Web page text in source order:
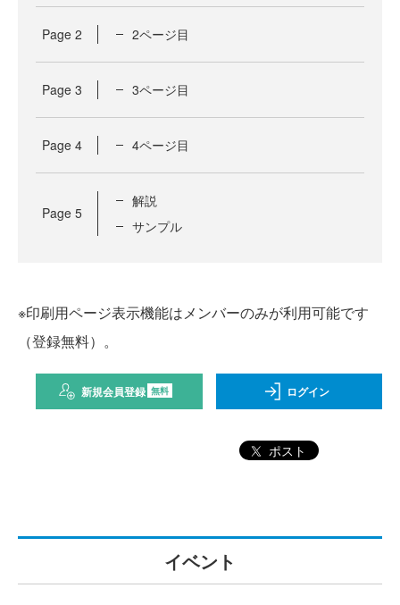
Page 2 2ページ目
Page 3 3ページ目
Page 4 4ページ目
Page 5
解説
サンプル
※印刷用ページ表示機能はメンバーのみが利用可能です
（登録無料）。
新規会員登録 無料 ログイン
ポスト
イベント